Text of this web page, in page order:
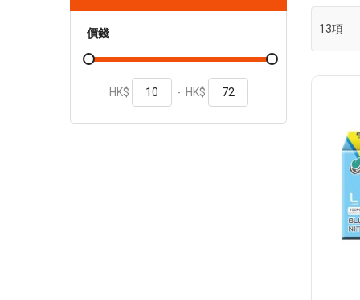
13項
價錢
HK$ - HK$